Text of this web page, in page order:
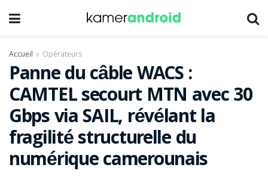
Accueil Opérateurs
Panne du câble WACS :
CAMTEL secourt MTN avec 30
Gbps via SAIL, révélant la
fragilité structurelle du
numérique camerounais